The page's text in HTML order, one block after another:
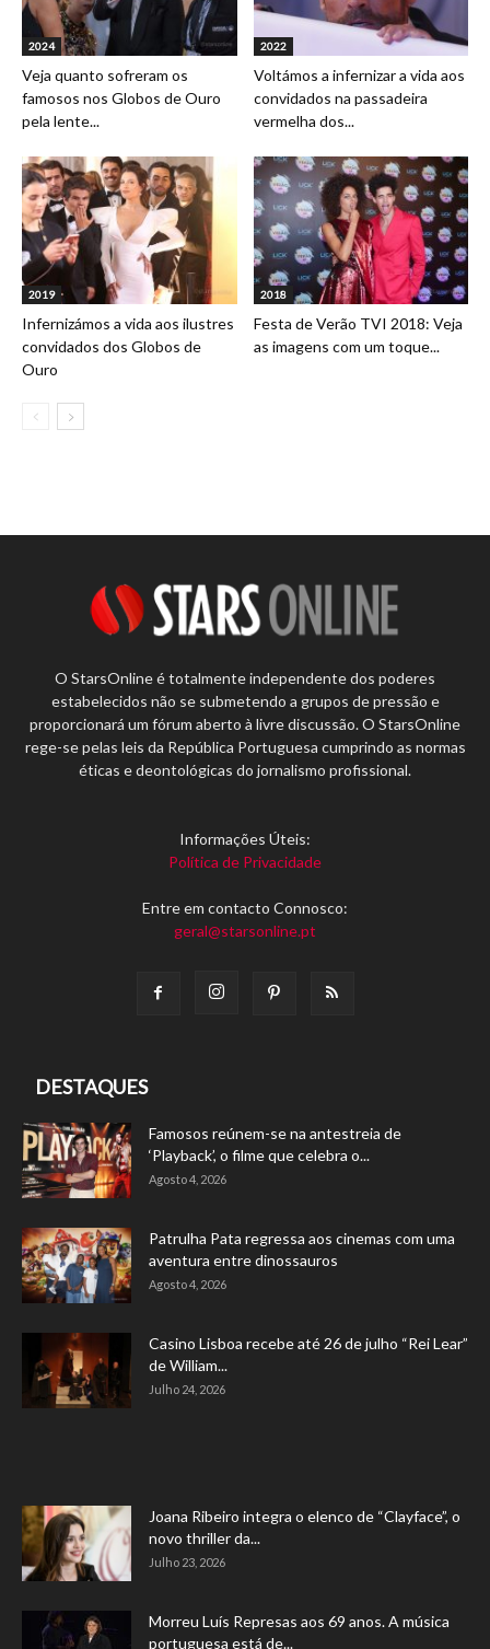
2024
Veja quanto sofreram os
famosos nos Globos de Ouro
pela lente...
2022
Voltámos a infernizar a vida aos
convidados na passadeira
vermelha dos...
2019
Infernizámos a vida aos ilustres
convidados dos Globos de
Ouro
2018
Festa de Verão TVI 2018: Veja
as imagens com um toque...
O StarsOnline é totalmente independente dos poderes
estabelecidos não se submetendo a grupos de pressão e
proporcionará um fórum aberto à livre discussão. O StarsOnline
rege-se pelas leis da República Portuguesa cumprindo as normas
éticas e deontológicas do jornalismo profissional.
Informações Úteis:
Política de Privacidade
Entre em contacto Connosco:
geral@starsonline.pt
DESTAQUES
Famosos reúnem-se na antestreia de
‘Playback’, o filme que celebra o...
Agosto 4, 2026
Patrulha Pata regressa aos cinemas com uma
aventura entre dinossauros
Agosto 4, 2026
Casino Lisboa recebe até 26 de julho “Rei Lear”
de William...
Julho 24, 2026
Joana Ribeiro integra o elenco de “Clayface”, o
novo thriller da...
Julho 23, 2026
Morreu Luís Represas aos 69 anos. A música
portuguesa está de...